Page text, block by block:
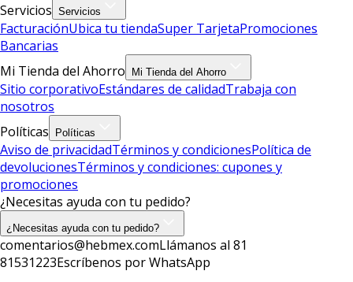
Servicios Servicios
FacturaciónUbica tu tiendaSuper TarjetaPromociones
Bancarias
Mi Tienda del Ahorro
Mi Tienda del Ahorro
Sitio corporativoEstándares de calidadTrabaja con
nosotros
Políticas
Políticas
Aviso de privacidadTérminos y condicionesPolítica de
devolucionesTérminos y condiciones: cupones y
promociones
¿Necesitas ayuda con tu pedido?
¿Necesitas ayuda con tu pedido?
comentarios@hebmex.comLlámanos al 81
81531223Escríbenos por WhatsApp